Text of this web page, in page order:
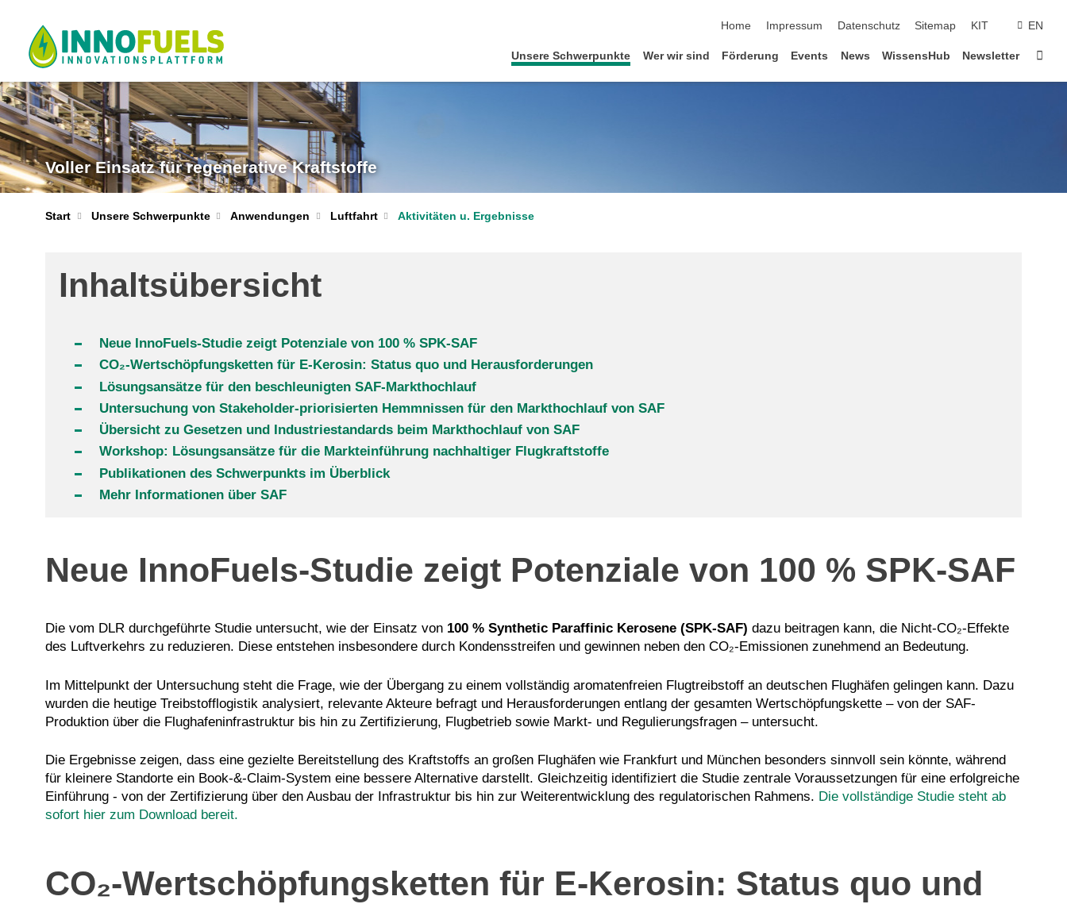
Home
Impressum Datenschutz Sitemap KIT EN
Unsere Schwerpunkte Wer wir sind Förderung Events News WissensHub Newsletter
Voller Einsatz für regenerative Kraftstoffe
Start Unsere Schwerpunkte Anwendungen Luftfahrt Aktivitäten u. Ergebnisse
Inhaltsübersicht
Neue InnoFuels-Studie zeigt Potenziale von 100 % SPK-SAF
CO₂-Wertschöpfungsketten für E-Kerosin: Status quo und Herausforderungen
Lösungsansätze für den beschleunigten SAF-Markthochlauf
Untersuchung von Stakeholder-priorisierten Hemmnissen für den Markthochlauf von SAF
Übersicht zu Gesetzen und Industriestandards beim Markthochlauf von SAF
Workshop: Lösungsansätze für die Markteinführung nachhaltiger Flugkraftstoffe
Publikationen des Schwerpunkts im Überblick
Mehr Informationen über SAF
Neue InnoFuels-Studie zeigt Potenziale von 100 % SPK-SAF
Die vom DLR durchgeführte Studie untersucht, wie der Einsatz von 100 % Synthetic Paraffinic Kerosene (SPK-SAF) dazu beitragen kann, die Nicht-CO₂-Effekte
des Luftverkehrs zu reduzieren. Diese entstehen insbesondere durch Kondensstreifen und gewinnen neben den CO₂-Emissionen zunehmend an Bedeutung.
Im Mittelpunkt der Untersuchung steht die Frage, wie der Übergang zu einem vollständig aromatenfreien Flugtreibstoff an deutschen Flughäfen gelingen kann. Dazu
wurden die heutige Treibstofflogistik analysiert, relevante Akteure befragt und Herausforderungen entlang der gesamten Wertschöpfungskette – von der SAF-
Produktion über die Flughafeninfrastruktur bis hin zu Zertifizierung, Flugbetrieb sowie Markt- und Regulierungsfragen – untersucht.
Die Ergebnisse zeigen, dass eine gezielte Bereitstellung des Kraftstoffs an großen Flughäfen wie Frankfurt und München besonders sinnvoll sein könnte, während
für kleinere Standorte ein Book-&-Claim-System eine bessere Alternative darstellt. Gleichzeitig identifiziert die Studie zentrale Voraussetzungen für eine erfolgreiche
Einführung - von der Zertifizierung über den Ausbau der Infrastruktur bis hin zur Weiterentwicklung des regulatorischen Rahmens. Die vollständige Studie steht ab
sofort hier zum Download bereit.
CO₂-Wertschöpfungsketten für E-Kerosin: Status quo und